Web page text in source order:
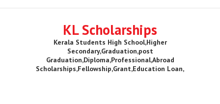
KL Scholarships
Kerala Students High School,Higher
Secondary,Graduation,post
Graduation,Diploma,Professional,Abroad
Scholarships,Fellowship,Grant,Education Loan,